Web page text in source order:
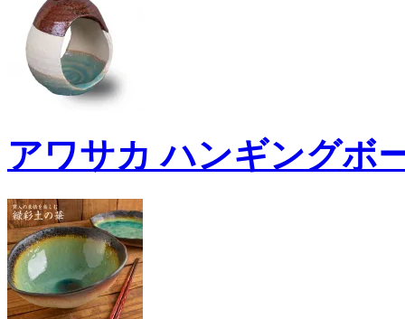
アワサカ ハンギングボ